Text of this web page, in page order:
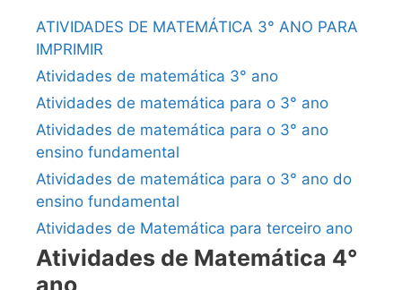
ATIVIDADES DE MATEMÁTICA 3° ANO PARA
IMPRIMIR
Atividades de matemática 3° ano
Atividades de matemática para o 3° ano
Atividades de matemática para o 3° ano
ensino fundamental
Atividades de matemática para o 3° ano do
ensino fundamental
Atividades de Matemática para terceiro ano
Atividades de Matemática 4°